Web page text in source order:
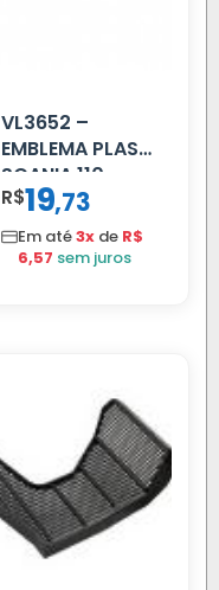
VL3652 –
EMBLEMA PLAST
SCANIA 110
CROMADO
R$19,73
Em até3x de R$
6,57 sem juros